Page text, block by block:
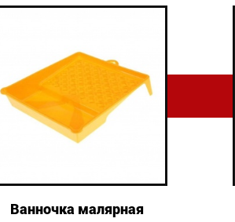
Ванночка малярная